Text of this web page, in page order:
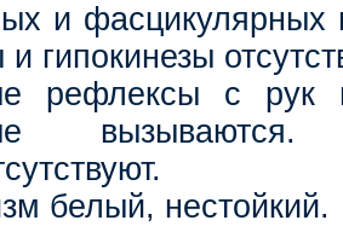
и фасцикулярных
гипокинезы
рефлексы с
вызываются.
белый, нестойкий.